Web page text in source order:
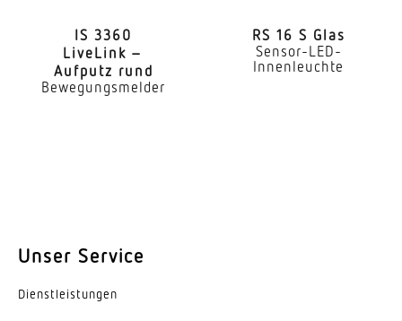
2,00 – 4,00 m
optimale Montagehöhe
2,8 m
Öffnungswinkel
IS 3360
LiveLink –
Aufputz rund
Bewegungsmelder
RS 16 S Glas
Sensor-LED-
Innenleuchte
Unser Service
Dienst­leis­tungen